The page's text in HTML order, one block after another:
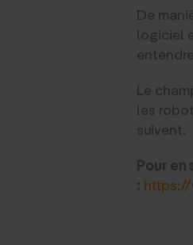
De
logiciel
Le
les
suivent.
Pour en
: